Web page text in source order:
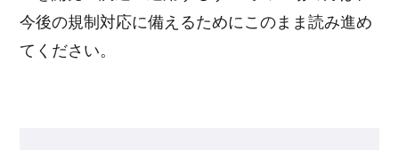
今後の規制対応に備えるためにこのまま読み進め
てください。